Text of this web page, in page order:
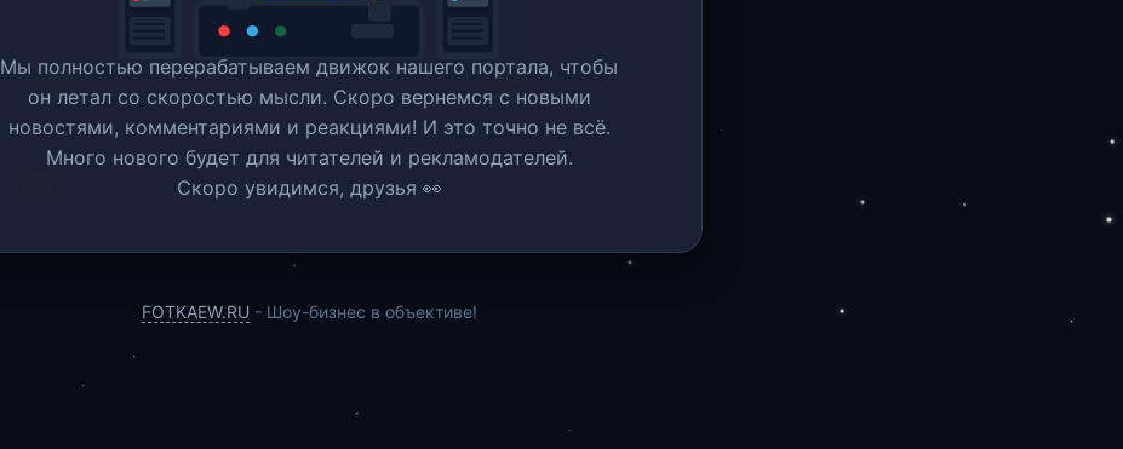
Мы полностью перерабатываем движок нашего портала, чтобы
он летал со скоростью мысли. Скоро вернемся c новыми
новостями, комментариями и реакциями! И это точно не всё.
Много нового будет для читателей и рекламодателей.
Скоро увидимся, друзья 👀
FOTKAEW.RU - Шоу-бизнес в объективе!